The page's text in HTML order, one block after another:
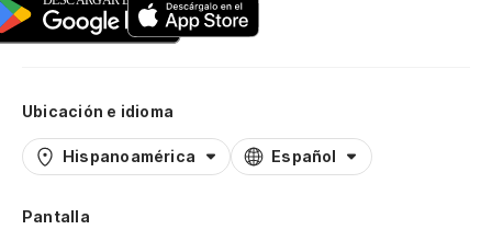
Ubicación e idioma
Hispanoamérica Español
Pantalla